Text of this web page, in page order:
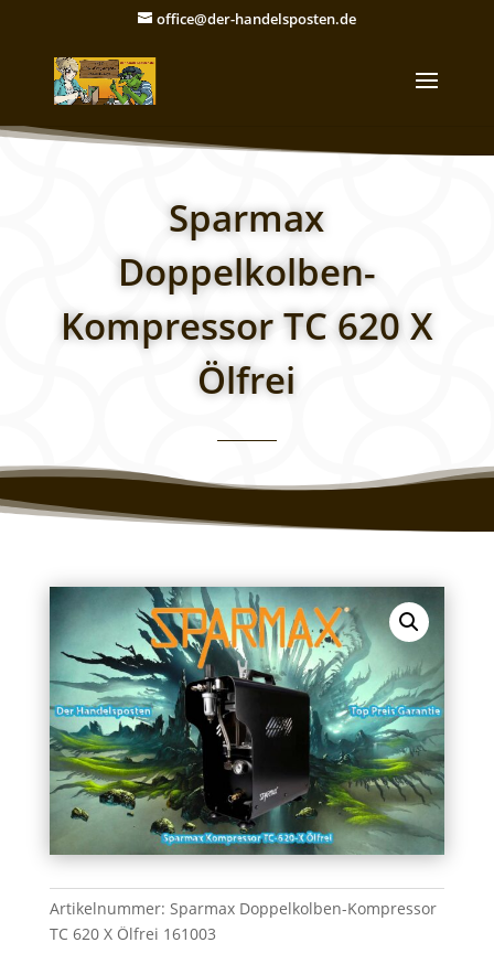
office@der-handelsposten.de
Sparmax
Doppelkolben-
Kompressor TC 620 X
Ölfrei
Artikelnummer: Sparmax Doppelkolben-Kompressor
TC 620 X Ölfrei 161003